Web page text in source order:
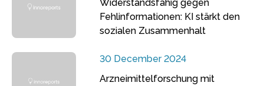
Widerstandsfähig gegen
Fehlinformationen: KI stärkt den
sozialen Zusammenhalt
30 December 2024
Arzneimittelforschung mit